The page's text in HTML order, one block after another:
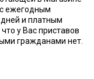
ежегодным
и платным
у Вас приставов
гражданами нет.